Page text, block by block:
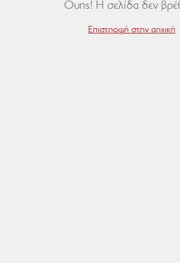
Ουπς! Η σελίδα δεν
Επιστροφή στην αρχική